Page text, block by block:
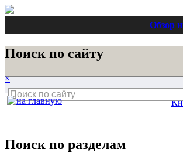
Обзор
Поиск по сайту
×
Поиск по разделам